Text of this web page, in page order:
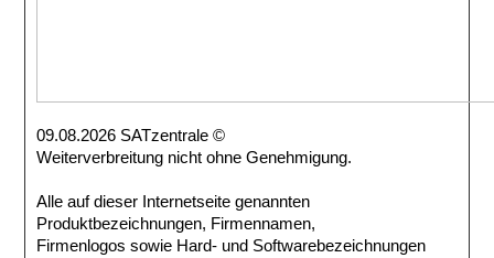
09.08.2026 SATzentrale ©
Weiterverbreitung nicht ohne Genehmigung.
Alle auf dieser Internetseite genannten
Produktbezeichnungen, Firmennamen,
Firmenlogos sowie Hard- und Softwarebezeichnungen